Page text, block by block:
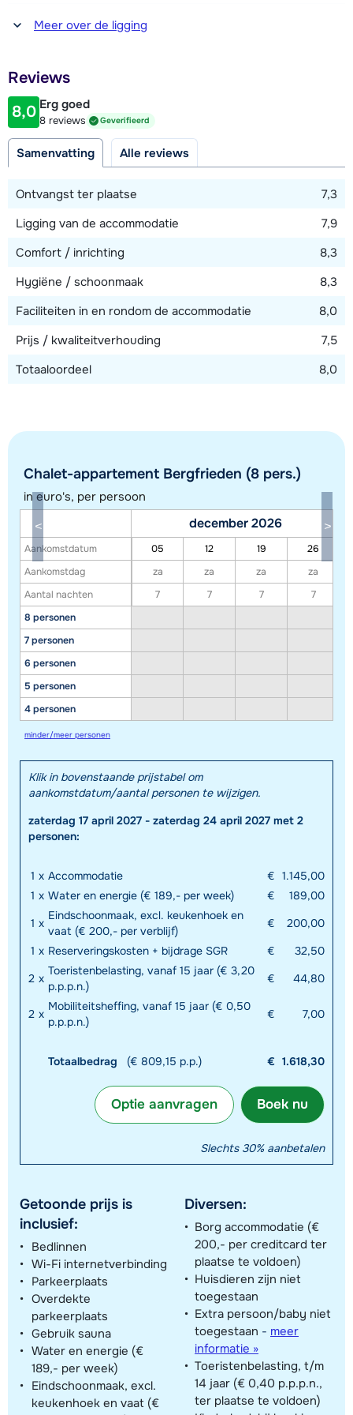
Afstand tot winkel(s)
850 meter
850 meter
Afstand tot piste
800 meter
300 meter
Bekijk kaart
Toon alle accommodaties in dit gebied
Deze kaart geeft een indicatie van de ligging van onze accommodaties. De
exacte locatie kan enigszins afwijken.
Meer over de ligging
Reviews
8,0 Erg goed
8 reviews Geverifieerd
Samenvatting Alle reviews
Ontvangst ter plaatse
7,3
Ligging van de accommodatie
7,9
Comfort / inrichting
8,3
Hygiëne / schoonmaak
8,3
Faciliteiten in en rondom de accommodatie
8,0
Prijs / kwaliteitverhouding
7,5
Totaaloordeel
8,0
Chalet-appartement Bergfrieden (8 pers.)
in euro's, per persoon
Aankomstdatum
Aankomstdag
Aantal nachten
8 personen
7 personen
6 personen
5 personen
4 personen
december 2026
05 12 19
26
za
za za
za
7
7 7 7
minder/meer personen
Klik in bovenstaande prijstabel om
aankomstdatum/aantal personen te wijzigen.
zaterdag 17 april 2027 - zaterdag 24 april 2027 met 2
personen:
1 x Accommodatie € 1.145,00
1 x Water en energie (€ 189,- per week) €
189,00
1 x
Eindschoonmaak, excl. keukenhoek en
vaat (€ 200,- per verblijf)
€
200,00
1 x Reserveringskosten + bijdrage SGR €
32,50
2 x
Toeristenbelasting, vanaf 15 jaar (€ 3,20
p.p.p.n.)
€ 44,80
2 x
Mobiliteitsheffing, vanaf 15 jaar (€ 0,50
p.p.p.n.)
€ 7,00
Totaalbedrag (€ 809,15 p.p.) € 1.618,30
Boek nu
Optie aanvragen
Slechts 30% aanbetalen
Getoonde prijs is
inclusief:
Bedlinnen
Wi-Fi internetverbinding
Parkeerplaats
Overdekte
parkeerplaats
Gebruik sauna
Water en energie (€
189,- per week)
Eindschoonmaak, excl.
keukenhoek en vaat (€
Diversen:
Borg accommodatie (€
200,- per creditcard ter
plaatse te voldoen)
Huisdieren zijn niet
toegestaan
Extra persoon/baby niet
toegestaan - meer
informatie »
Toeristenbelasting, t/m
14 jaar (€ 0,40 p.p.p.n.,
ter plaatse te voldoen)